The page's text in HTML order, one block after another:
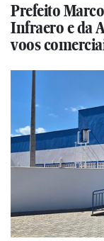
Prefeito
Infraero e da
voos